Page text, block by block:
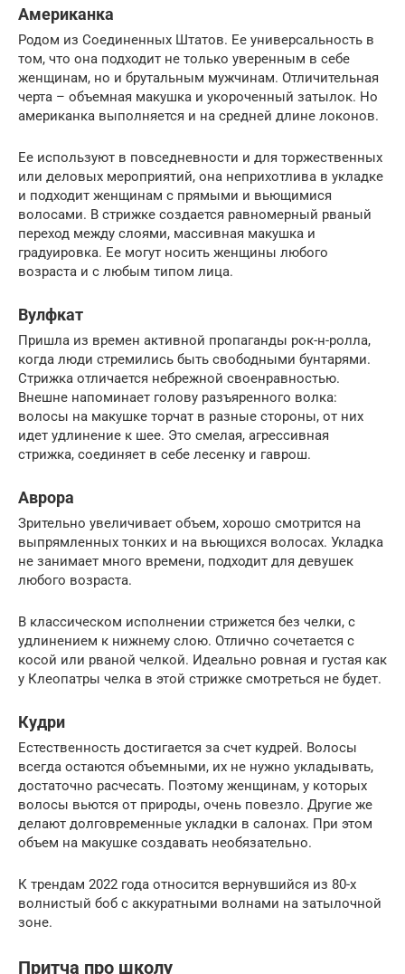
Американка
Родом из Соединенных Штатов. Ее универсальность в
том, что она подходит не только уверенным в себе
женщинам, но и брутальным мужчинам. Отличительная
черта – объемная макушка и укороченный затылок. Но
американка выполняется и на средней длине локонов.
Ее используют в повседневности и для торжественных
или деловых мероприятий, она неприхотлива в укладке
и подходит женщинам с прямыми и вьющимися
волосами. В стрижке создается равномерный рваный
переход между слоями, массивная макушка и
градуировка. Ее могут носить женщины любого
возраста и с любым типом лица.
Вулфкат
Пришла из времен активной пропаганды рок-н-ролла,
когда люди стремились быть свободными бунтарями.
Стрижка отличается небрежной своенравностью.
Внешне напоминает голову разъяренного волка:
волосы на макушке торчат в разные стороны, от них
идет удлинение к шее. Это смелая, агрессивная
стрижка, соединяет в себе лесенку и гаврош.
Аврора
Зрительно увеличивает объем, хорошо смотрится на
выпрямленных тонких и на вьющихся волосах. Укладка
не занимает много времени, подходит для девушек
любого возраста.
В классическом исполнении стрижется без челки, с
удлинением к нижнему слою. Отлично сочетается с
косой или рваной челкой. Идеально ровная и густая как
у Клеопатры челка в этой стрижке смотреться не будет.
Кудри
Естественность достигается за счет кудрей. Волосы
всегда остаются объемными, их не нужно укладывать,
достаточно расчесать. Поэтому женщинам, у которых
волосы вьются от природы, очень повезло. Другие же
делают долговременные укладки в салонах. При этом
объем на макушке создавать необязательно.
К трендам 2022 года относится вернувшийся из 80-х
волнистый боб с аккуратными волнами на затылочной
зоне.
Притча про школу